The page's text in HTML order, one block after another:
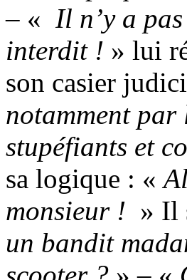
– « Il n’y a
interdit ! » lui
son casier
notamment
stupéfiants et
sa logique : «
monsieur ! » Il
un bandit